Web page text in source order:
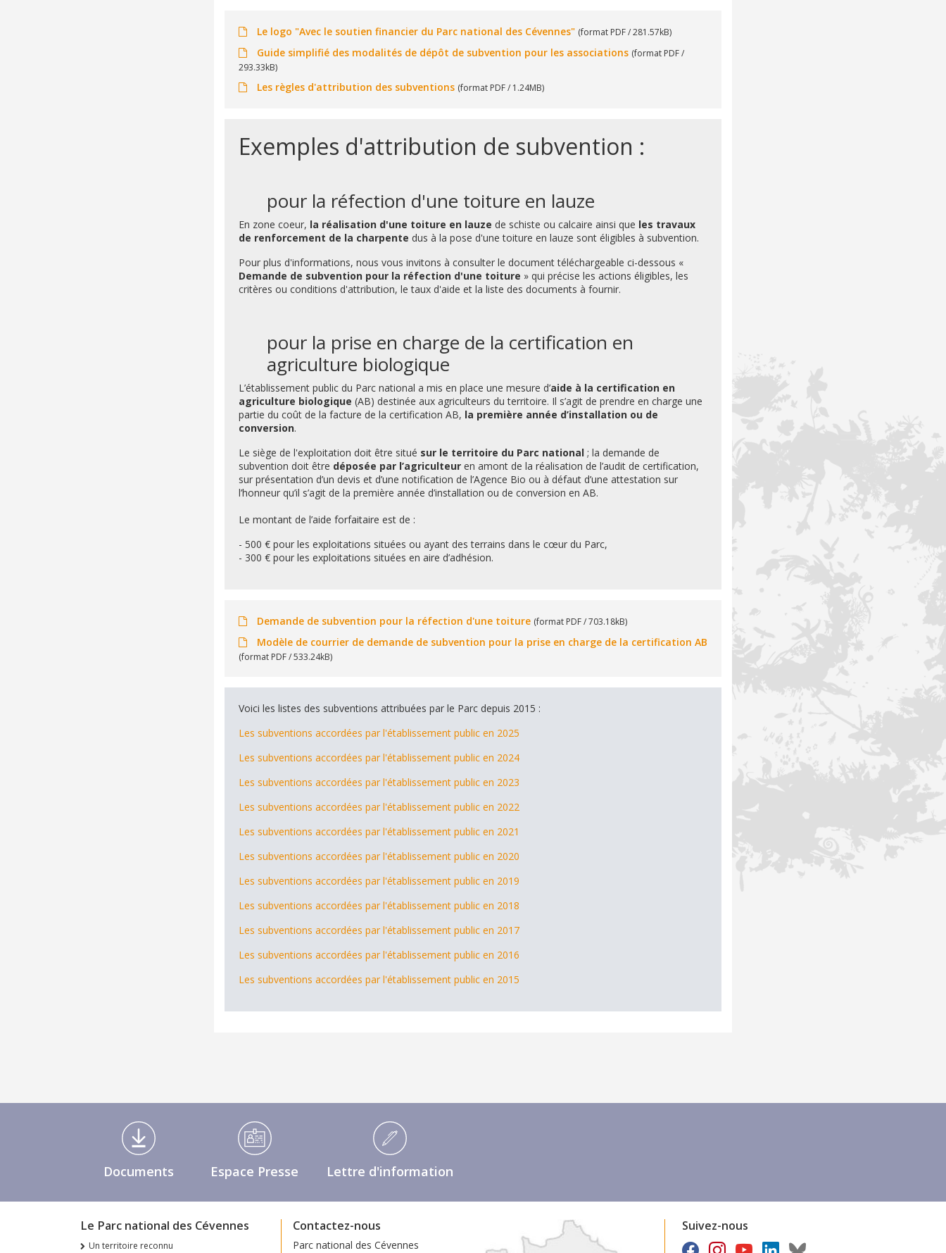
Le logo "Avec le soutien financier du Parc national des Cévennes" (format PDF / 281.57kB)
Guide simplifié des modalités de dépôt de subvention pour les associations (format PDF /
293.33kB)
Les règles d'attribution des subventions (format PDF / 1.24MB)
Exemples d'attribution de subvention :
pour la réfection d'une toiture en lauze
En zone coeur, la réalisation d'une toiture en lauze de schiste ou calcaire ainsi que les travaux
de renforcement de la charpente dus à la pose d'une toiture en lauze sont éligibles à subvention.
Pour plus d'informations, nous vous invitons à consulter le document téléchargeable ci-dessous «
Demande de subvention pour la réfection d'une toiture » qui précise les actions éligibles, les
critères ou conditions d'attribution, le taux d'aide et la liste des documents à fournir.
pour la prise en charge de la certification en
agriculture biologique
L’établissement public du Parc national a mis en place une mesure d’aide à la certification en
agriculture biologique (AB) destinée aux agriculteurs du territoire. Il s’agit de prendre en charge une
partie du coût de la facture de la certification AB, la première année d’installation ou de
conversion.
Le siège de l'exploitation doit être situé sur le territoire du Parc national ; la demande de
subvention doit être déposée par l’agriculteur en amont de la réalisation de l’audit de certification,
sur présentation d’un devis et d’une notification de l’Agence Bio ou à défaut d’une attestation sur
l’honneur qu’il s’agit de la première année d’installation ou de conversion en AB.
Le montant de l’aide forfaitaire est de :
- 500 € pour les exploitations situées ou ayant des terrains dans le cœur du Parc,
- 300 € pour les exploitations situées en aire d’adhésion.
Demande de subvention pour la réfection d'une toiture (format PDF / 703.18kB)
Modèle de courrier de demande de subvention pour la prise en charge de la certification AB
(format PDF / 533.24kB)
Voici les listes des subventions attribuées par le Parc depuis 2015 :
Les subventions accordées par l'établissement public en 2025
Les subventions accordées par l'établissement public en 2024
Les subventions accordées par l'établissement public en 2023
Les subventions accordées par l'établissement public en 2022
Les subventions accordées par l'établissement public en 2021
Les subventions accordées par l'établissement public en 2020
Les subventions accordées par l'établissement public en 2019
Les subventions accordées par l'établissement public en 2018
Les subventions accordées par l'établissement public en 2017
Les subventions accordées par l'établissement public en 2016
Les subventions accordées par l'établissement public en 2015
Médiathèque Footer
Documents Espace Presse Lettre d'information
Le Parc national des Cévennes
Un territoire reconnu
Contactez-nous
Parc national des Cévennes
Suivez-nous